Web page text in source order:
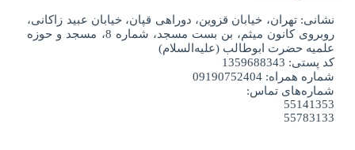
نشانی: تهران، خیابان قزوین، دوراهی قپان، خیابان عبید زاکانی،
روبروی کانون میثم، بن بست مسجد، شماره 8، مسجد و حوزه
علمیه حضرت ابوطالب (علیه‌السلام)
کد پستی: 1359688343
شماره همراه: 09190752404
شماره‌های تماس:
55141353
55783133